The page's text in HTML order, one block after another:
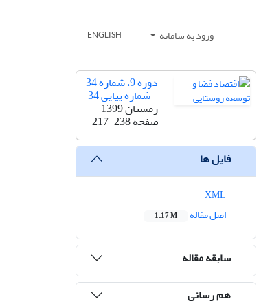
ورود به سامانه ENGLISH
دوره 9، شماره 34
- شماره پیاپی 34
زمستان 1399
صفحه217-238
فایل ها
اصل مقاله
1.17 M
سابقه مقاله
هم رسانی